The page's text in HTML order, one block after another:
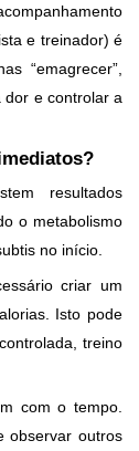
e treinador) é
“emagrecer”,
dor e controlar a
resultados
o metabolismo
no início.
criar um
Isto pode
treino
com o tempo.
observar outros